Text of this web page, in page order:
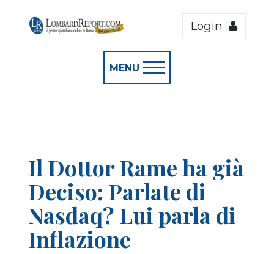
Login
MENU
Il Dottor Rame ha già
Deciso: Parlate di
Nasdaq? Lui parla di
Inflazione